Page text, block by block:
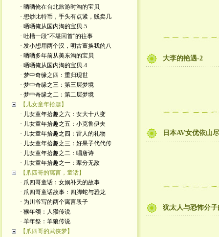
· 晒晒俺在台北旅游时淘的宝贝
· 想炒比特币，手头有点紧，贱卖几
· 晒晒俺从国内淘的宝贝-5
· 吐槽一段“不堪回首”的往事
· 发小想用两个汉，明古董换我的八
· 晒晒多年前从美东淘的宝贝
· 晒晒俺从国内淘的宝贝-4
· 梦中奇缘之四：重归现世
· 梦中奇缘之三：第三层梦境
· 梦中奇缘之二：第二层梦境
【儿女童年拾趣】
· 儿女童年拾趣之六：女大十八变
· 儿女童年拾趣之五：小克鲁伊夫
· 儿女童年拾趣之四：雷人的礼物
· 儿女童年拾趣之三：好果子代代传
· 儿女童年拾趣之二：唱唐诗
· 儿女童年拾趣之一：辈分无敌
【爪四哥的寓言，童话】
· 爪四哥童话：女娲补天的故事
· 爪四哥童话故事：四脚蛇与恐龙
· 为川爷写的两个寓言段子
· 猴年颂：人猴传说
· 羊年祭：羊狼传说
【爪四哥的武侠梦】
大李的艳遇-2
日本AV女优依山
犹太人与恐怖分